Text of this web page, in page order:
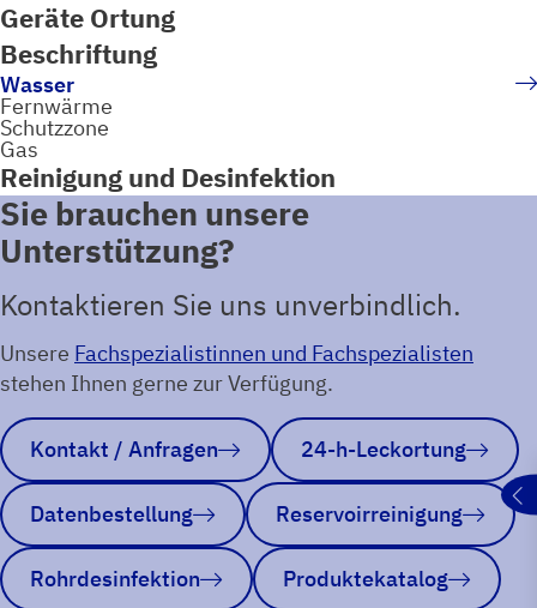
Geräte Ortung
Beschriftung
Wasser
Fernwärme
Schutzzone
Gas
Reinigung und Desinfektion
Sie brauchen unsere
Unterstützung?
Kontaktieren Sie uns unverbindlich.
Unsere Fachspezialistinnen und Fachspezialisten
stehen Ihnen gerne zur Verfügung.
Kontakt / Anfragen 24-h-Leckortung
Datenbestellung Reservoirreinigung
Rohrdesinfektion Produktekatalog